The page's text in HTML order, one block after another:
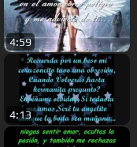
4:59
4:13